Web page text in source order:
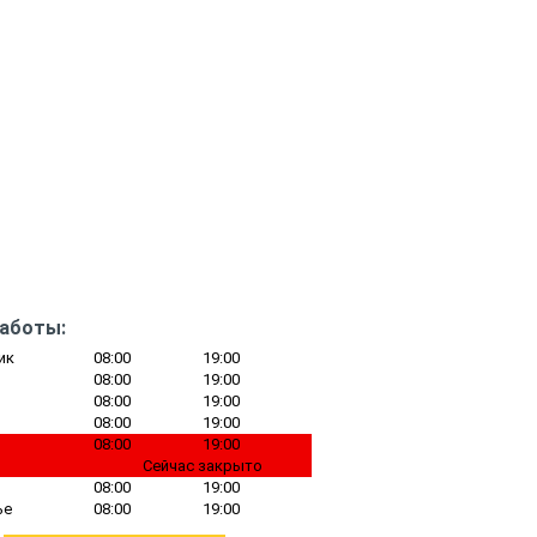
08:00
19:00
08:00
19:00
08:00
19:00
08:00
19:00
08:00
19:00
Сейчас закрыто
08:00
19:00
08:00 19:00